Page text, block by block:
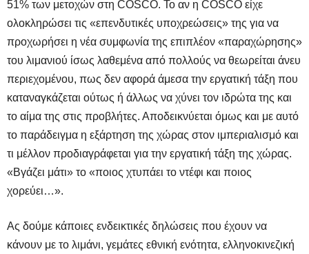
51% των μετοχών στη COSCO. Το αν η COSCO είχε
ολοκληρώσει τις «επενδυτικές υποχρεώσεις» της για να
προχωρήσει η νέα συμφωνία της επιπλέον «παραχώρησης»
του λιμανιού ίσως λαθεμένα από πολλούς να θεωρείται άνευ
περιεχομένου, πως δεν αφορά άμεσα την εργατική τάξη που
καταναγκάζεται ούτως ή άλλως να χύνει τον ιδρώτα της και
το αίμα της στις προβλήτες. Αποδεικνύεται όμως και με αυτό
το παράδειγμα η εξάρτηση της χώρας στον ιμπεριαλισμό και
τι μέλλον προδιαγράφεται για την εργατική τάξη της χώρας.
«Βγάζει μάτι» το «ποιος χτυπάει το ντέφι και ποιος
χορεύει…».
Ας δούμε κάποιες ενδεικτικές δηλώσεις που έχουν να
κάνουν με το λιμάνι, γεμάτες εθνική ενότητα, ελληνοκινεζική